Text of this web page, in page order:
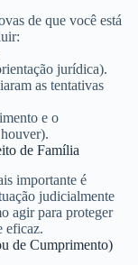
de que você está
jurídica).
as tentativas
e o
de Família
importante é
judicialmente
agir para proteger
eficaz.
de Cumprimento)